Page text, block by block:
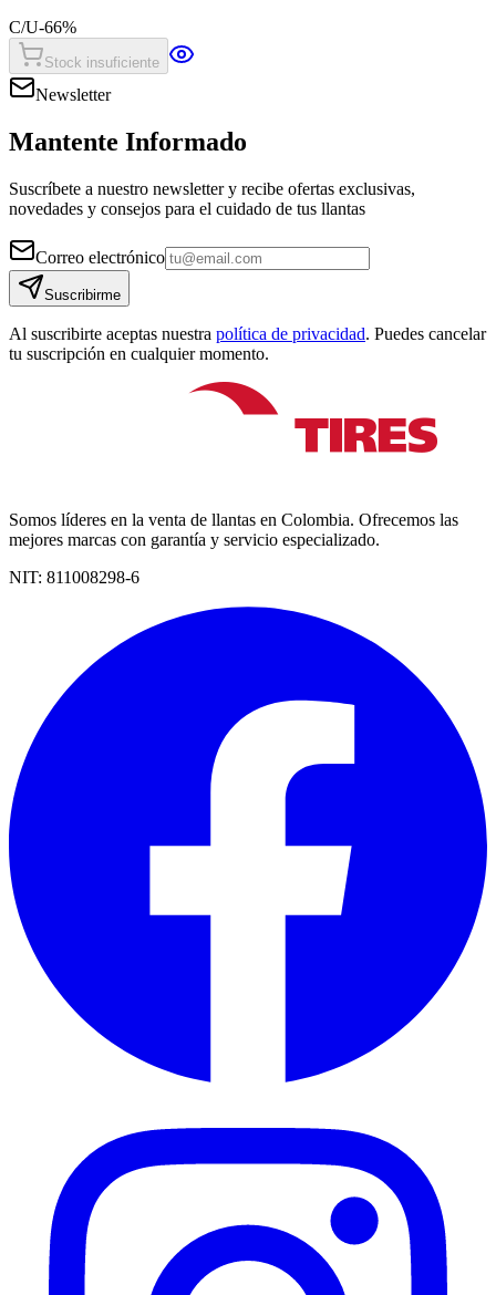
C/U-66%
Stock insuficiente
Newsletter
Mantente Informado
Suscríbete a nuestro newsletter y recibe ofertas exclusivas,
novedades y consejos para el cuidado de tus llantas
Correo electrónico
Suscribirme
Al suscribirte aceptas nuestra política de privacidad. Puedes cancelar
tu suscripción en cualquier momento.
Somos líderes en la venta de llantas en Colombia. Ofrecemos las
mejores marcas con garantía y servicio especializado.
NIT: 811008298-6